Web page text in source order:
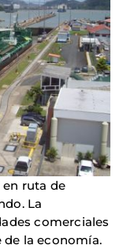
ruta de
La
comerciales
de la economía.